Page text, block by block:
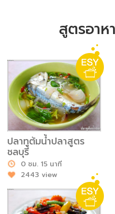
สูตรอาห
ปลาทูต้มน้ำปลาสูตร
ชลบุรี
0 ชม. 15 นาที
2443 view